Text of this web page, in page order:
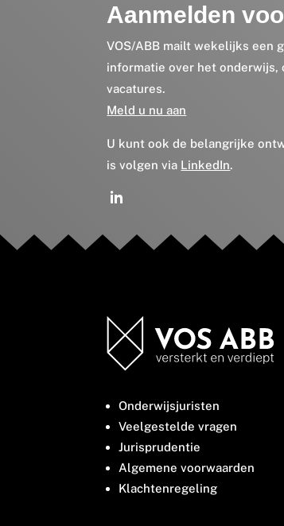
Aanmelden
VOS/ABB mailt wekelijks een
informatie over het onderwijs,
vacatures.
Meld u nu aan
U kunt ook de belangrijke
is volgen via LinkedIn.
Onderwijsjuristen
Veelgestelde vragen
Jurisprudentie
Algemene voorwaarden
Klachtenregeling